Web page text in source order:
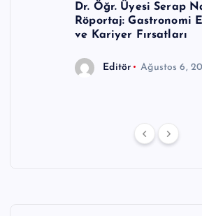
Dr. Öğr. Üyesi Serap
Röportaj: Gastronomi
ve Kariyer Fırsatları
Editör Ağustos 6,